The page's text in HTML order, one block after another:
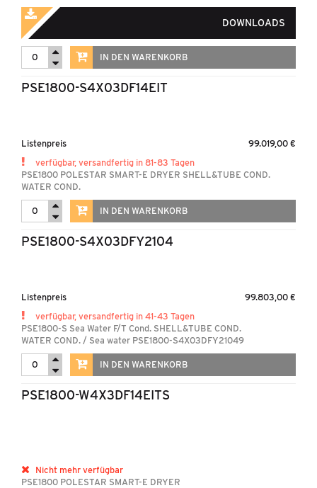
DOWNLOADS
IN DEN WARENKORB
PSE1800-S4X03DF14EIT
Listenpreis
99.019,00 €
verfügbar, versandfertig in 81-83 Tagen
PSE1800 POLESTAR SMART-E DRYER SHELL&TUBE COND.
WATER COND.
IN DEN WARENKORB
PSE1800-S4X03DFY2104
Listenpreis
99.803,00 €
verfügbar, versandfertig in 41-43 Tagen
PSE1800-S Sea Water F/T Cond. SHELL&TUBE COND.
WATER COND. / Sea water PSE1800-S4X03DFY21049
IN DEN WARENKORB
PSE1800-W4X3DF14EITS
Nicht mehr verfügbar
PSE1800 POLESTAR SMART-E DRYER